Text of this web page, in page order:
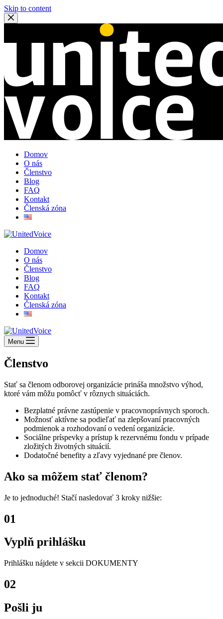
Skip to content
Domov
O nás
Členstvo
Blog
FAQ
Kontakt
Členská zóna
Domov
O nás
Členstvo
Blog
FAQ
Kontakt
Členská zóna
Menu
Členstvo
Stať sa členom odborovej organizácie prináša množstvo výhod,
ktoré vám môžu pomôcť v rôznych situáciách.
Bezplatné právne zastúpenie v pracovnoprávnych sporoch.
Možnosť aktívne sa podieľať na zlepšovaní pracovných
podmienok a rozhodovaní o vedení organizácie.
Sociálne príspevky a prístup k rezervnému fondu v prípade
zložitých životných situácií.
Dodatočné benefity a zľavy vyjednané pre členov.
Ako sa môžem stať členom?
Je to jednoduché! Stačí nasledovať 3 kroky nižšie:
01
Vyplň prihlášku
Prihlášku nájdete v sekcii DOKUMENTY
02
Pošli ju